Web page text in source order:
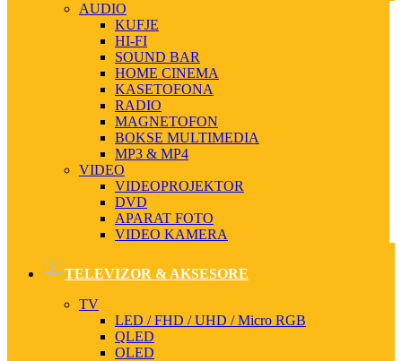
AUDIO
KUFJE
HI-FI
SOUND BAR
HOME CINEMA
KASETOFONA
RADIO
MAGNETOFON
BOKSE MULTIMEDIA
MP3 & MP4
VIDEO
VIDEOPROJEKTOR
DVD
APARAT FOTO
VIDEO KAMERA
TELEVIZOR & AKSESORE
TV
LED / FHD / UHD / Micro RGB
QLED
OLED